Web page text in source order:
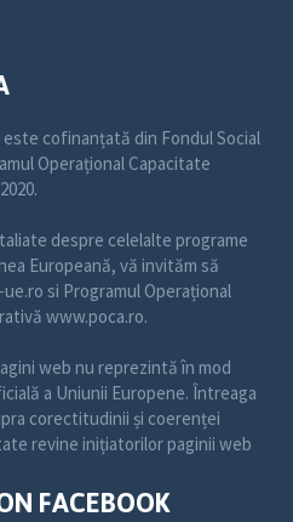
cofinanțată din Fondul Social
Operațional Capacitate
despre celelalte programe
Europeană, vă invităm să
si Programul Operațional
www.poca.ro.
web nu reprezintă în mod
a Uniunii Europene. Întreaga
corectitudinii și coerenței
revine inițiatorilor paginii web
FACEBOOK